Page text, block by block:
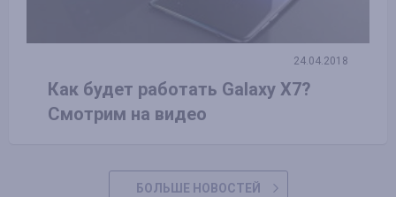
24.04.2018
Как будет работать Galaxy X7?
Смотрим на видео
БОЛЬШЕ НОВОСТЕЙ